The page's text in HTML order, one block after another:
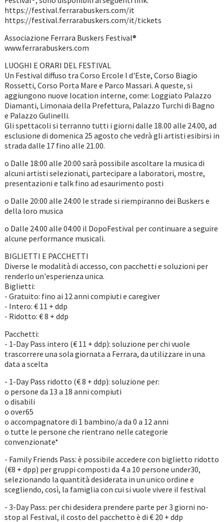
https://festival.ferrarabuskers.com/it
https://festival.ferrarabuskers.com/it/tickets
Associazione Ferrara Buskers Festival®
www.ferrarabuskers.com
LUOGHI E ORARI DEL FESTIVAL
Un Festival diffuso tra Corso Ercole I d'Este, Corso Biagio
Rossetti, Corso Porta Mare e Parco Massari. A queste, si
aggiungono nuove location interne, come: Loggiato Palazzo
Diamanti, Limonaia della Prefettura, Palazzo Turchi di Bagno
e Palazzo Gulinelli.
Gli spettacoli si terranno tutti i giorni dalle 18.00 alle 24.00, ad
esclusione di domenica 25 agosto che vedrà gli artisti esibirsi in
strada dalle 17 fino alle 21.00.
o Dalle 18:00 alle 20:00 sarà possibile ascoltare la musica di
alcuni artisti selezionati, partecipare a laboratori, mostre,
presentazioni e talk fino ad esaurimento posti
o Dalle 20:00 alle 24:00 le strade si riempiranno dei Buskers e
della loro musica
o Dalle 24.00 alle 04:00 il DopoFestival per continuare a seguire
alcune performance musicali.
BIGLIETTI E PACCHETTI
Diverse le modalità di accesso, con pacchetti e soluzioni per
renderlo un'esperienza unica.
Biglietti:
- Gratuito: fino ai 12 anni compiuti e caregiver
- Intero: € 11 + ddp
- Ridotto: € 8 + ddp
Pacchetti:
- 1-Day Pass intero (€ 11 + ddp): soluzione per chi vuole
trascorrere una sola giornata a Ferrara, da utilizzare in una
data a scelta
- 1-Day Pass ridotto (€ 8 + ddp): soluzione per:
o persone da 13 a 18 anni compiuti
o disabili
o over65
o accompagnatore di 1 bambino/a da 0 a 12 anni
o tutte le persone che rientrano nelle categorie
convenzionate*
- Family Friends Pass: è possibile accedere con biglietto ridotto
(€8 + dpp) per gruppi composti da 4 a 10 persone under30,
selezionando la quantità desiderata in un unico ordine e
scegliendo, così, la famiglia con cui si vuole vivere il festival
- 3-Day Pass: per chi desidera prendere parte per 3 giorni no-
stop al Festival, il costo del pacchetto è di € 20 + ddp